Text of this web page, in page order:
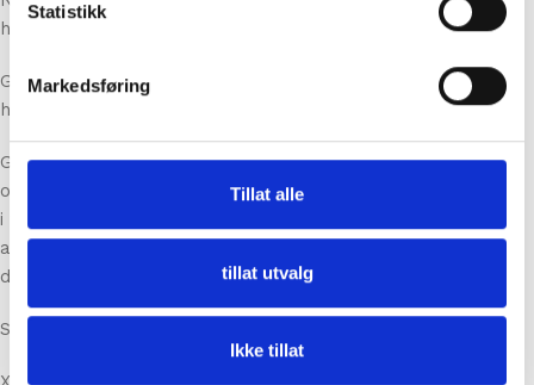
Statistikk
Markedsføring
Tillat alle
tillat utvalg
Ikke tillat
Beskrivelse
høylands ull.
herlig strikkeopplevelse.
Genseren strikkes nedenfra og opp.Ved ermene deles for
og bakstykket
i 2 og strikkes hver for seg frem og tilbake. Du trenger
den eller ha symaskin.
Størrelser: